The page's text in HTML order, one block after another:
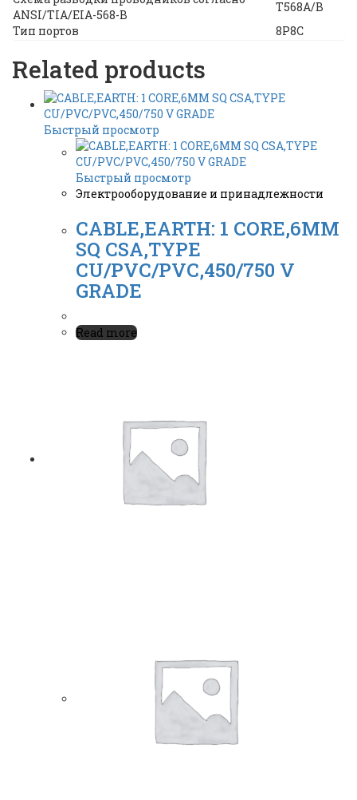
ANSI/TIA/EIA-568-B
T568A/B
Тип портов
8P8C
Related products
Быстрый просмотр
Быстрый просмотр
Электрооборудование и принадлежности
CABLE,EARTH: 1 CORE,6MM
SQ CSA,TYPE
CU/PVC/PVC,450/750 V
GRADE
Read more